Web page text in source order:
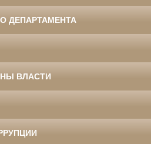
ДЕПАРТАМЕНТА
ВЛАСТИ